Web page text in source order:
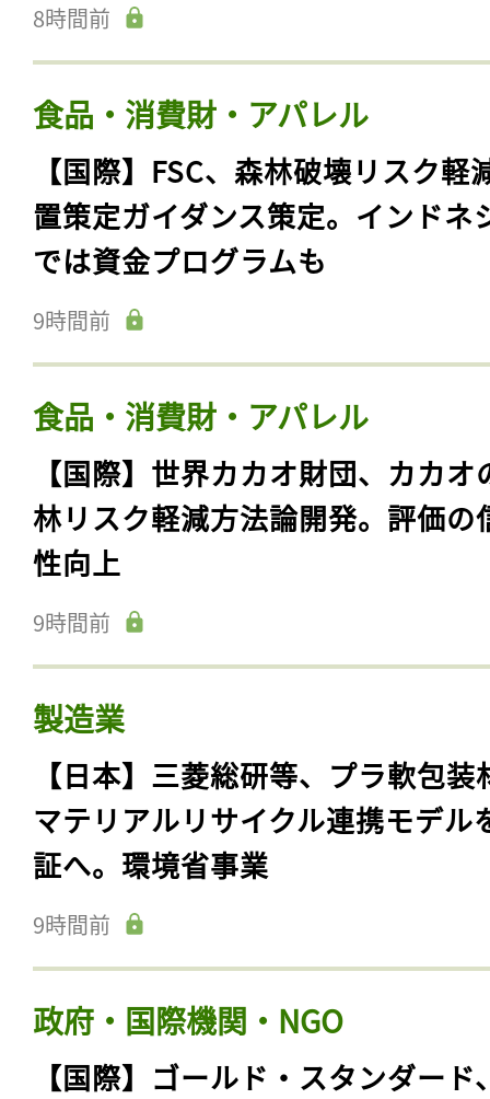
8時間前
食品・消費財・アパレル
【国際】FSC、森林破壊リスク軽
置策定ガイダンス策定。インドネ
では資金プログラムも
9時間前
食品・消費財・アパレル
【国際】世界カカオ財団、カカオ
林リスク軽減方法論開発。評価の
性向上
9時間前
製造業
【日本】三菱総研等、プラ軟包装
マテリアルリサイクル連携モデル
証へ。環境省事業
9時間前
政府・国際機関・NGO
【国際】ゴールド・スタンダード